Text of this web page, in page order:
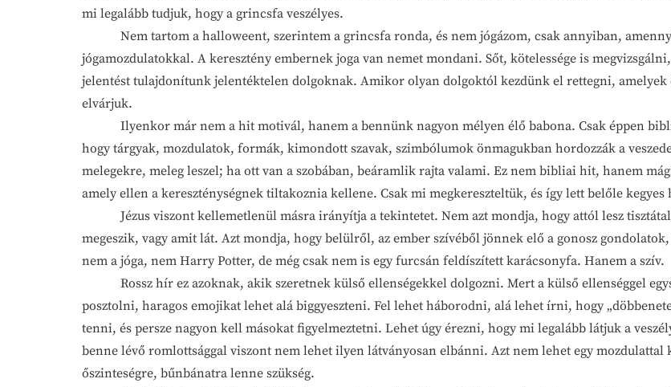
mi legalább tudjuk, hogy a grincsfa veszélyes.
Nem tartom a halloweent, szerintem a grincsfa ronda, és nem jógázom, csak annyiban,
jógamozdulatokkal. A keresztény embernek joga van nemet mondani. Sőt, kötelessége is
jelentést tulajdonítunk jelentéktelen dolgoknak. Amikor olyan dolgoktól kezdünk el rettegni, amelyek
elvárjuk.
Ilyenkor már nem a hit motivál, hanem a bennünk nagyon mélyen élő babona. Csak éppen
hogy tárgyak, mozdulatok, formák, kimondott szavak, szimbólumok önmagukban hordozzák a
melegekre, meleg leszel; ha ott van a szobában, beáramlik rajta valami. Ez nem bibliai hit, hanem
amely ellen a kereszténységnek tiltakoznia kellene. Csak mi megkereszteltük, és így lett belőle kegyes
Jézus viszont kellemetlenül másra irányítja a tekintetet. Nem azt mondja, hogy attól lesz
megeszik, vagy amit lát. Azt mondja, hogy belülről, az ember szívéből jönnek elő a gonosz
nem a jóga, nem Harry Potter, de még csak nem is egy furcsán feldíszített karácsonyfa. Hanem a szív.
Rossz hír ez azoknak, akik szeretnek külső ellenségekkel dolgozni. Mert a külső ellenséggel
posztolni, haragos emojikat lehet alá biggyeszteni. Fel lehet háborodni, alá lehet írni, hogy
tenni, és persze nagyon kell másokat figyelmeztetni. Lehet úgy érezni, hogy mi legalább látjuk a
benne lévő romlottsággal viszont nem lehet ilyen látványosan elbánni. Azt nem lehet egy
őszinteségre, bűnbánatra lenne szükség.